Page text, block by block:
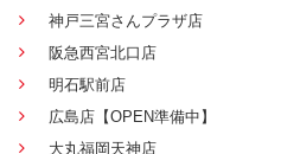
神戸三宮さんプラザ店
阪急西宮北口店
明石駅前店
広島店【OPEN準備中】
大丸福岡天神店